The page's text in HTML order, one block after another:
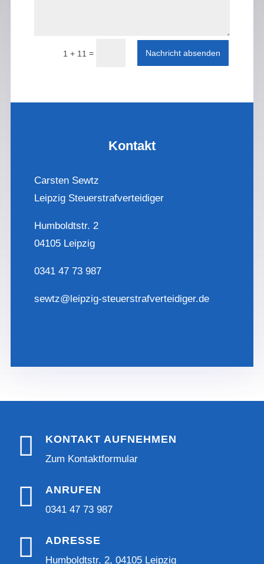
1 + 11 = Nachricht absenden
Kontakt
Carsten Sewtz
Leipzig Steuerstrafverteidiger
Humboldtstr. 2
04105 Leipzig
0341 47 73 987
sewtz@leipzig-steuerstrafverteidiger.de
 KONTAKT AUFNEHMEN
Zum Kontaktformular
 ANRUFEN
0341 47 73 987
 ADRESSE
Humboldtstr. 2, 04105 Leipzig